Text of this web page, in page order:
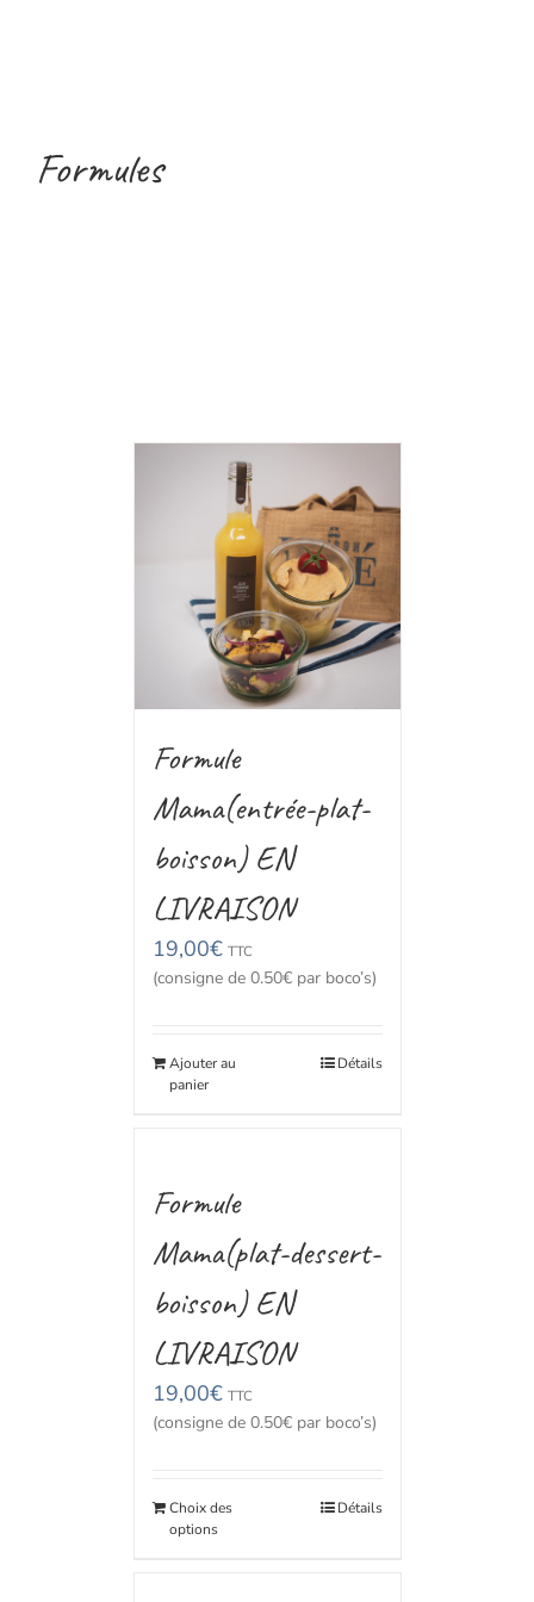
Formules
Formule
Mama(entrée-plat-
boisson) EN
LIVRAISON
19,00€ TTC
(consigne de 0.50€ par boco’s)
Ajouter au
panier
Détails
Formule
Mama(plat-dessert-
boisson) EN
LIVRAISON
19,00€ TTC
(consigne de 0.50€ par boco’s)
Choix des
options
Détails